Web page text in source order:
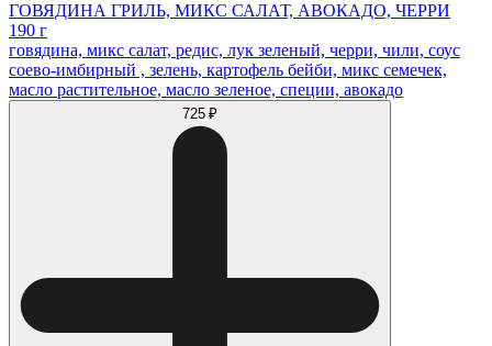
ГОВЯДИНА ГРИЛЬ, МИКС САЛАТ, АВОКАДО, ЧЕРРИ
190 г
говядина, микс салат, редис, лук зеленый, черри, чили, соус
соево-имбирный , зелень, картофель бейби, микс семечек,
масло растительное, масло зеленое, специи, авокадо
725 ₽